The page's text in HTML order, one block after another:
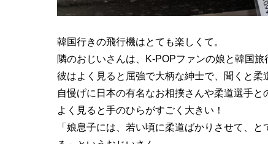
韓国行きの飛行機はとても楽しくて。
隣のおじいさんは、K-POPファンの娘と韓国旅
彼はよく見ると屈強で大柄な紳士で、聞くと柔
自慢げに日本の有名なお相撲さんや柔道選手と
よく見ると手のひらがすごく大きい！
「娘息子には、若い頃に柔道ばかりさせて、